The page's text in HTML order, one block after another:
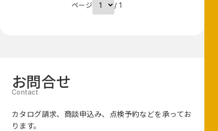
ページ / 1
お問合せ
カタログ請求、商談申込み、点検予約などを承ってお
ります。